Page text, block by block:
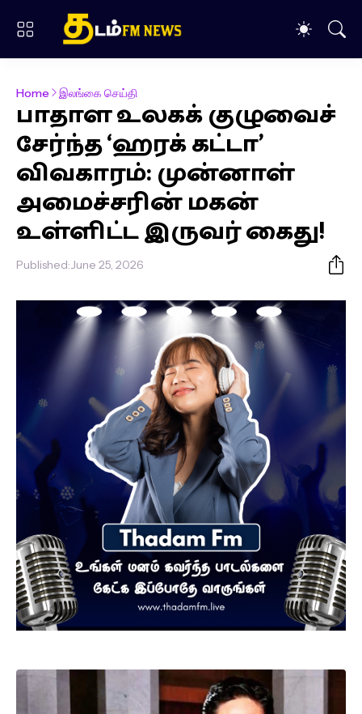
Home இலங்கை செய்தி
பாதாள உலகக் குழுவைச்
சேர்ந்த ‘ஹரக் கட்டா’
விவகாரம்: முன்னாள்
அமைச்சரின் மகன்
உள்ளிட்ட இருவர் கைது!
Published:June 25, 2026